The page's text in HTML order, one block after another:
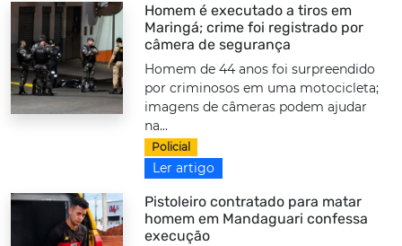
Homem é executado a tiros em
Maringá; crime foi registrado por
câmera de segurança
Homem de 44 anos foi surpreendido
por criminosos em uma motocicleta;
imagens de câmeras podem ajudar
na...
Policial
Ler artigo
Pistoleiro contratado para matar
homem em Mandaguari confessa
execução